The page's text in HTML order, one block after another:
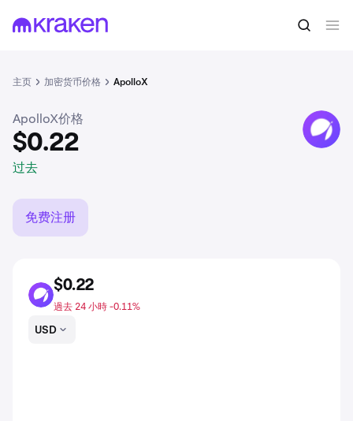
主页 加密货币价格 ApolloX
$0.22 买入APX
ApolloX价格
$0.22
过去
APX
免费注册
APX
$0.22
過去 24 小時 -0.11%
USD